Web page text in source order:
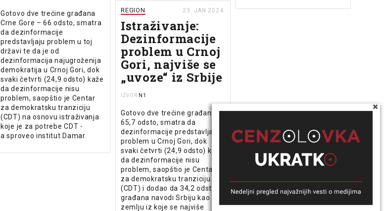
Gotovo dve trećine građana
Crne Gore – 66 odsto, smatra
da dezinformacije
predstavljaju problem u toj
državi te da je od
dezinformacija najugroženija
demokratija u Crnoj Gori, dok
svaki četvrti (24,9 odsto) kaže
da dezinformacije nisu
problem, saopštio je Centar
za demokratsku tranziciju
(CDT) na osnovu istraživanja
koje je za potrebe CDT -
a sproveo institut Damar.
REGION 23. JAN 2024.
Istraživanje:
Dezinformacije
problem u Crnoj
Gori, najviše se
„uvoze“ iz Srbije
IZVOR N1
Gotovo dve trećine građana -
65,7 odsto, smatra da
dezinformacije predstavljaju
problem u Crnoj Gori, dok
svaki četvrti (24,9 odsto) kaže
da dezinformacije nisu
problem, saopštio je Centar
za demokratsku tranziciju
(CDT) i dodao da 34,2 odsto
građana navodi Srbiju kao
zemlju iz koje se najviše